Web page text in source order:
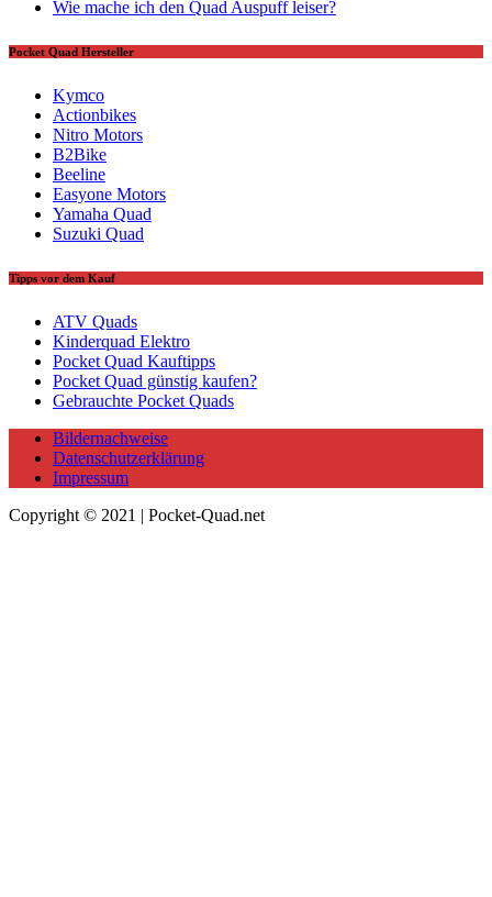
Wie mache ich den Quad Auspuff leiser?
Pocket Quad Hersteller
Kymco
Actionbikes
Nitro Motors
B2Bike
Beeline
Easyone Motors
Yamaha Quad
Suzuki Quad
Tipps vor dem Kauf
ATV Quads
Kinderquad Elektro
Pocket Quad Kauftipps
Pocket Quad günstig kaufen?
Gebrauchte Pocket Quads
Bildernachweise
Datenschutzerklärung
Impressum
Copyright © 2021 | Pocket-Quad.net